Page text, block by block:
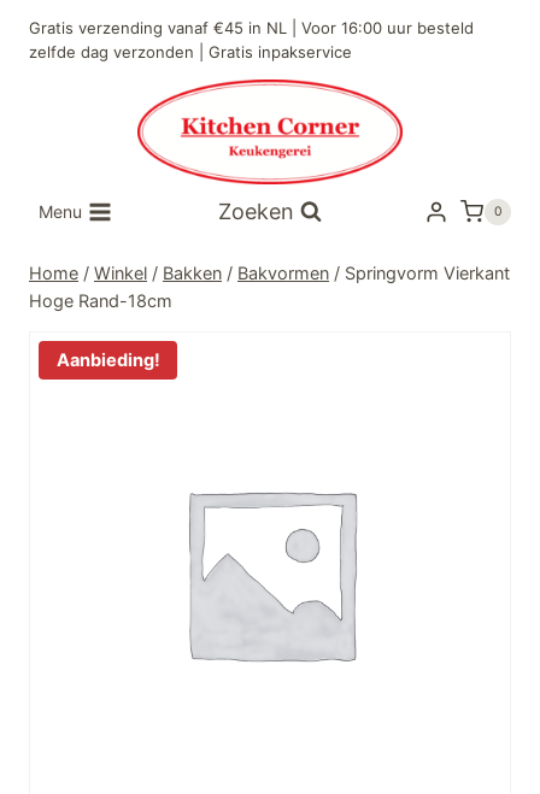
naar
Gratis verzending vanaf €45 in NL | Voor 16:00 uur besteld
zelfde dag verzonden | Gratis inpakservice
Menu Zoeken 0
Home / Winkel / Bakken / Bakvormen / Springvorm Vierkant
Hoge Rand-18cm
Aanbieding!